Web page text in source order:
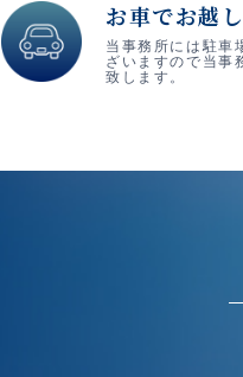
お車でお越
当事務所には駐車
ざいますので当事
致します。